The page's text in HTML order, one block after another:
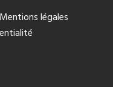
Mentions légales